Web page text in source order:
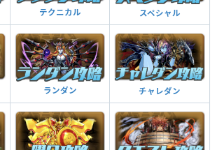
テクニカル スペシャル
ランダン チャレダン